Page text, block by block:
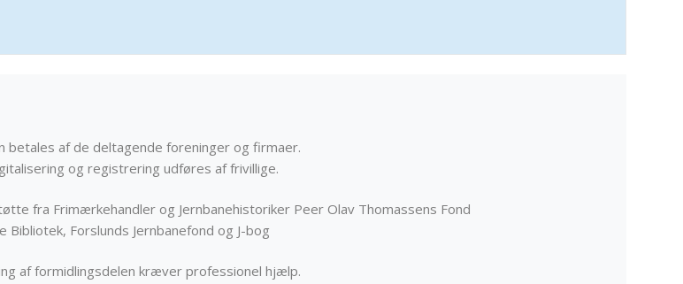
betales af de deltagende foreninger og firmaer.
og registrering udføres af frivillige.
fra Frimærkehandler og Jernbanehistoriker Peer Olav Thomassens Fond
Bibliotek, Forslunds Jernbanefond og J-bog
af formidlingsdelen kræver professionel hjælp.